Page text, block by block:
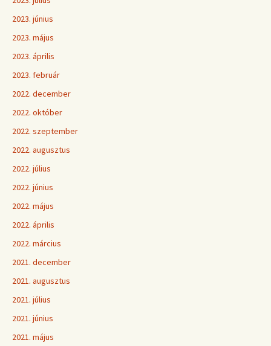
2023. június
2023. május
2023. április
2023. február
2022. december
2022. október
2022. szeptember
2022. augusztus
2022. július
2022. június
2022. május
2022. április
2022. március
2021. december
2021. augusztus
2021. július
2021. június
2021. május